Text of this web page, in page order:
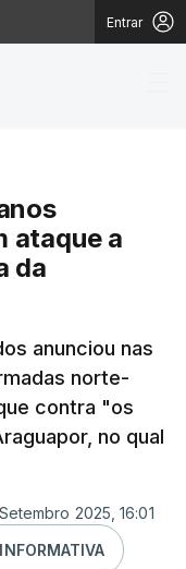
Entrar
ataque a
da
anunciou nas
norte-
contra "os
no qual
2025, 16:01